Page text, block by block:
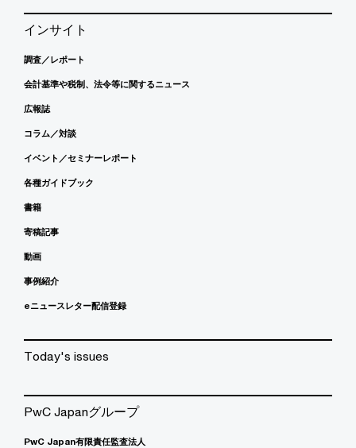
インサイト
調査／レポート
会計基準や税制、法令等に関するニュース
広報誌
コラム／対談
イベント／セミナーレポート
各種ガイドブック
書籍
寄稿記事
動画
事例紹介
eニュースレター配信登録
Today's issues
PwC Japanグループ
PwC Japan有限責任監査法人